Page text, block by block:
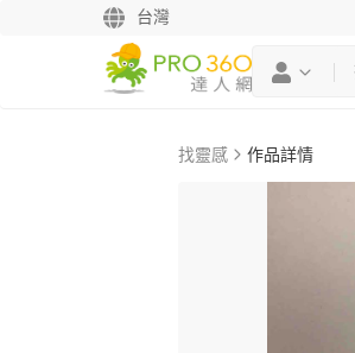
台灣
找靈感 作品詳情